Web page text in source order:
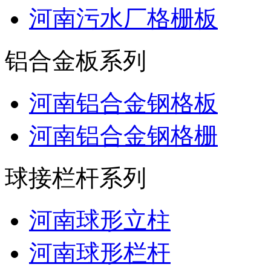
河南污水厂格栅板
铝合金板系列
河南铝合金钢格板
河南铝合金钢格栅
球接栏杆系列
河南球形立柱
河南球形栏杆